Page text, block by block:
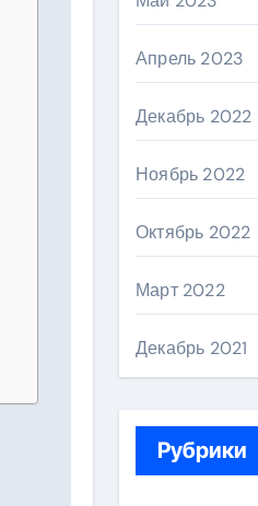
Апрель 2023
Декабрь 2022
Ноябрь 2022
Октябрь 2022
Март 2022
Декабрь 2021
Рубрики